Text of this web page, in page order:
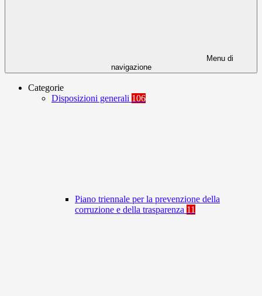
Menu di
navigazione
Categorie
Disposizioni generali 106
Piano triennale per la prevenzione della
corruzione e della trasparenza 11